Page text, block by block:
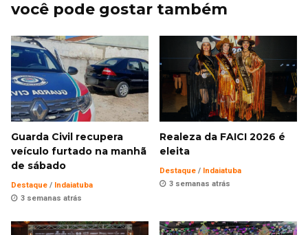
você pode gostar também
Guarda Civil recupera
veículo furtado na manhã
de sábado
Destaque / Indaiatuba
3 semanas atrás
Realeza da FAICI 2026 é
eleita
Destaque / Indaiatuba
3 semanas atrás